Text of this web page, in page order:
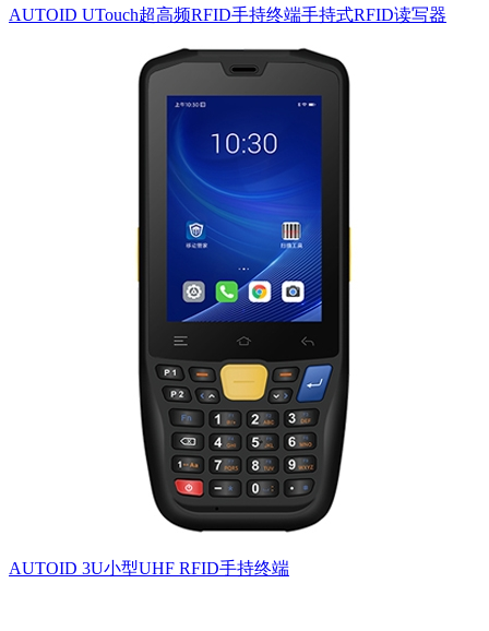
AUTOID UTouch超高频RFID手持终端手持式RFID读写器
AUTOID 3U小型UHF RFID手持终端